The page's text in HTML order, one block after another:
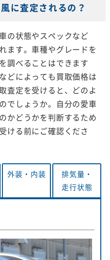
に査定されるの？
の状態やスペックなど
ます。車種やグレードを
調べることはできます
どによっても買取価格は
査定を受けると、どのよ
でしょうか。自分の愛車
かどうかを判断するため
ける前にご確認くださ
外装・ 内装
排気量・
走行状態